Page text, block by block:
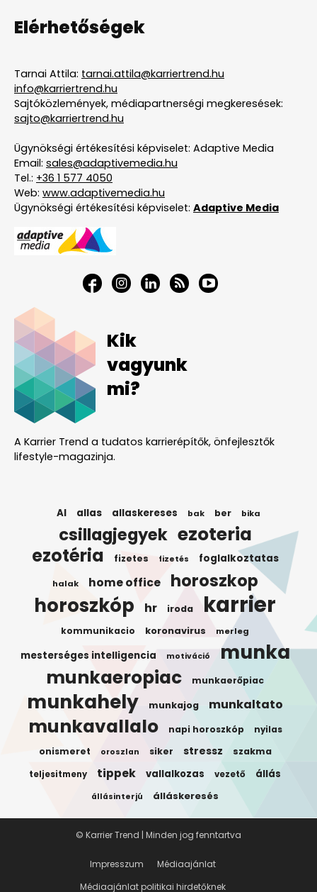
Elérhetőségek
Tarnai Attila: tarnai.attila@karriertrend.hu
info@karriertrend.hu
Sajtóközlemények, médiapartnerségi megkeresések:
sajto@karriertrend.hu
Ügynökségi értékesítési képviselet: Adaptive Media
Email: sales@adaptivemedia.hu
Tel.: +36 1 577 4050
Web: www.adaptivemedia.hu
Ügynökségi értékesítési képviselet: Adaptive Media
Kik
vagyunk
mi?
A Karrier Trend a tudatos karrierépítők, önfejlesztők
lifestyle-magazinja.
AI allas allaskereses bak ber bika
csillagjegyek ezoteria
ezotéria fizetes fizetés foglalkoztatas
halak home office horoszkop
horoszkóp hr iroda karrier
kommunikacio koronavirus merleg
mesterséges intelligencia motiváció munka
munkaeropiac munkaerőpiac
munkahely munkajog munkaltato
munkavallalo napi horoszkóp nyilas
onismeret oroszlan siker stressz szakma
teljesitmeny tippek vallalkozas vezető állás
állásinterjú álláskeresés
Impresszum
Médiaajánlat
Médiaajánlat politikai hirdetőknek
© Karrier Trend | Minden jog fenntartva